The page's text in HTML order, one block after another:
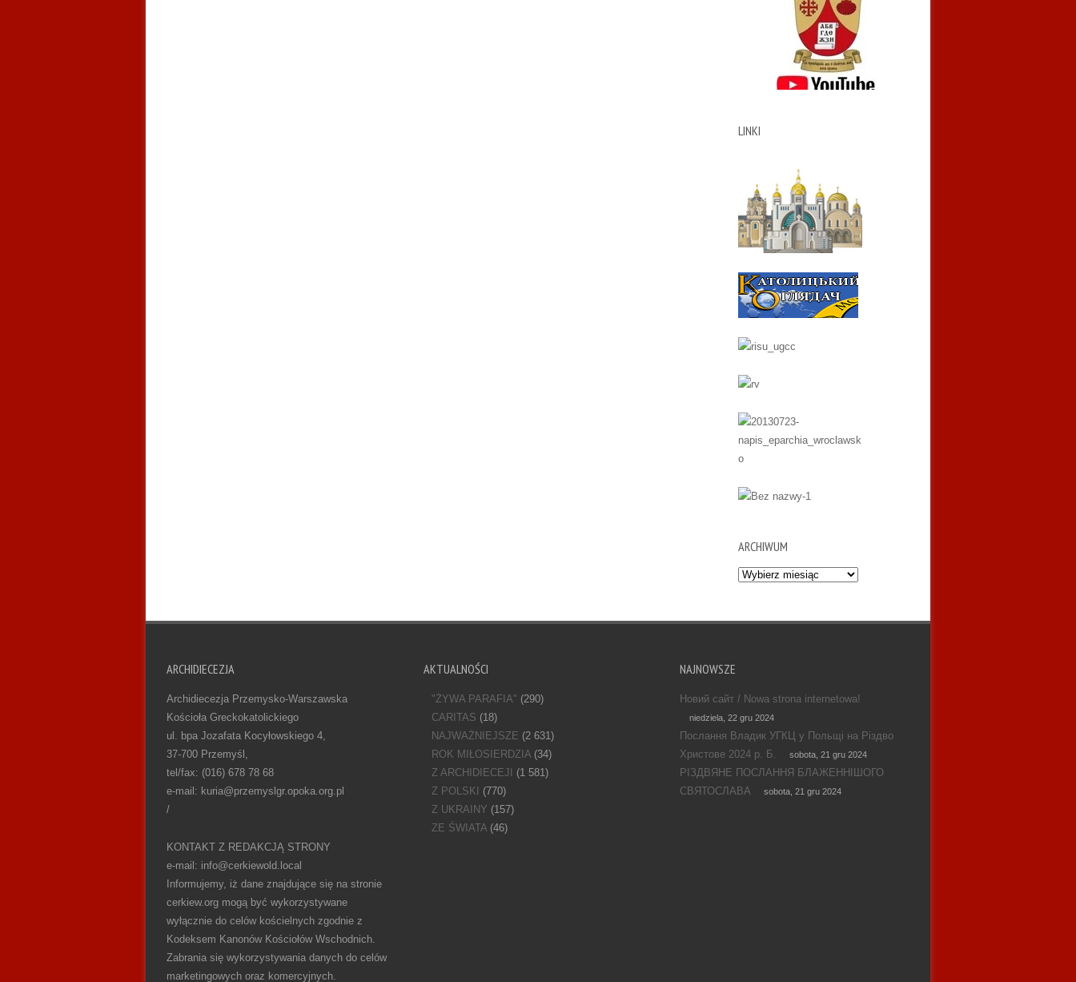
LINKI
ARCHIWUM
Archiwum
ARCHIDIECEZJA
Archidiecezja Przemysko-Warszawska
Kościoła Greckokatolickiego
ul. bpa Jozafata Kocyłowskiego 4,
37-700 Przemyśl,
tel/fax: (016) 678 78 68
e-mail: kuria@przemyslgr.opoka.org.pl
/
KONTAKT Z REDAKCJĄ STRONY
e-mail: info@cerkiewold.local
Informujemy, iż dane znajdujące się na stronie
cerkiew.org mogą być wykorzystywane
wyłącznie do celów kościelnych zgodnie z
Kodeksem Kanonów Kościołów Wschodnich.
Zabrania się wykorzystywania danych do celów
marketingowych oraz komercyjnych.
AKTUALNOŚCI
"ŻYWA PARAFIA" (290)
CARITAS (18)
NAJWAŻNIEJSZE (2 631)
ROK MIŁOSIERDZIA(34)
Z ARCHIDIECEJI
(1 581)
Z POLSKI
(770)
Z UKRAINY (157)
ZE ŚWIATA(46)
NAJNOWSZE
Новий сайт / Nowa strona internetowa!
niedziela, 22 gru 2024
Послання Владик УГКЦ у Польщі на Різдво
Христове 2024 р. Б.
sobota, 21 gru 2024
РІЗДВЯНЕ ПОСЛАННЯ БЛАЖЕННІШОГО
СВЯТОСЛАВА
sobota, 21 gru 2024